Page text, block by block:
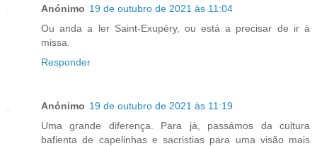
Anónimo 19 de outubro de 2021 às 11:04
Ou anda a ler Saint-Exupéry, ou está a precisar de ir à
missa.
Responder
Anónimo 19 de outubro de 2021 às 11:19
Uma grande diferença. Para já, passámos da cultura
bafienta de capelinhas e sacristias para uma visão mais